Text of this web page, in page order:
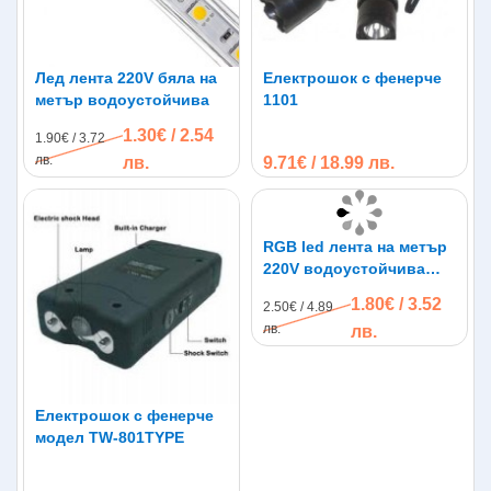
Цветна температура: 6500K (студено бяла
Материал: Поликарбонат (PC)
Домашни гаражи
Автосервизи
Детайлинг центрове
Автомобилни шоуруми
Тунинг студиа
Работилници
Офиси с модерен индустриален дизайн
Магазини и търговски площи
в акцент на интериорния дизайн. Не само в жилищните,
но най-вече в търговските и офис пространства
Лед лента 220V бяла на
метър водоустойчива
1.90€ / 3.72
лв.
1.30€ / 2.54
лв.
Електрошок с фенерче
1101
9.71€ / 18.99 лв.
Електрошок с фенерче
модел TW-801TYPE
RGB led лента на метър
220V водоустойчива
2.50€ / 4.89
лв.
1.80€ / 3.52
лв.